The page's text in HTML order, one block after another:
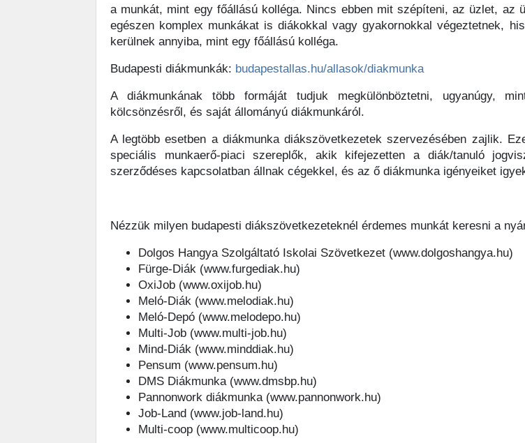
a munkát, mint egy főállású kolléga. Nincs ebben mit szépíteni, az üzlet,
egészen komplex munkákat is diákokkal vagy gyakornokkal végeztetnek,
kerülnek annyiba, mint egy főállású kolléga.
Budapesti diákmunkák: budapestallas.hu/allasok/diakmunka
A diákmunkának több formáját tudjuk megkülönböztetni, ugyanúgy,
kölcsönzésről, és saját állományú diákmunkáról.
A legtöbb esetben a diákmunka diákszövetkezetek szervezésében zajlik.
speciális munkaerő-piaci szereplők, akik kifejezetten a diák/tanuló
szerződéses kapcsolatban állnak cégekkel, és az ő diákmunka igényeiket
Nézzük milyen budapesti diákszövetkezeteknél érdemes munkát keresni a
Dolgos Hangya Szolgáltató Iskolai Szövetkezet (www.dolgoshangya.hu)
Fürge-Diák (www.furgediak.hu)
OxiJob (www.oxijob.hu)
Meló-Diák (www.melodiak.hu)
Meló-Depó (www.melodepo.hu)
Multi-Job (www.multi-job.hu)
Mind-Diák (www.minddiak.hu)
Pensum (www.pensum.hu)
DMS Diákmunka (www.dmsbp.hu)
Pannonwork diákmunka (www.pannonwork.hu)
Job-Land (www.job-land.hu)
Multi-coop (www.multicoop.hu)